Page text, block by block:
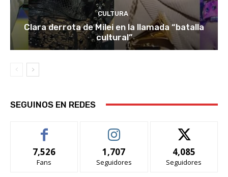
CULTURA
Clara derrota de Milei en la llamada “batalla
cultural”
SEGUINOS EN REDES
7,526
Fans
1,707
Seguidores
4,085
Seguidores